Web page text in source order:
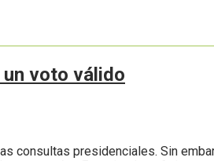
voto válido
consultas presidenciales. Sin